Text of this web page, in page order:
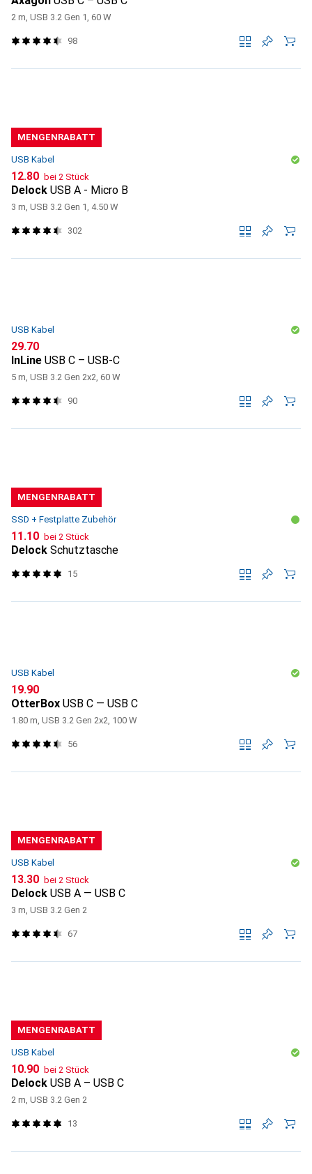
2 m, USB 3.2 Gen 1, 60 W
98
MENGENRABATT
USB Kabel
CHF
12.80 bei 2 Stück
Delock USB A - Micro B
3 m, USB 3.2 Gen 1, 4.50 W
302
USB Kabel
CHF
29.70
InLine USB C – USB-C
5 m, USB 3.2 Gen 2x2, 60 W
90
MENGENRABATT
SSD + Festplatte Zubehör
CHF
11.10 bei 2 Stück
Delock Schutztasche
15
USB Kabel
CHF
19.90
OtterBox USB C — USB C
1.80 m, USB 3.2 Gen 2x2, 100 W
56
MENGENRABATT
USB Kabel
CHF
13.30 bei 2 Stück
Delock USB A — USB C
3 m, USB 3.2 Gen 2
67
MENGENRABATT
USB Kabel
CHF
10.90 bei 2 Stück
Delock USB A – USB C
2 m, USB 3.2 Gen 2
13